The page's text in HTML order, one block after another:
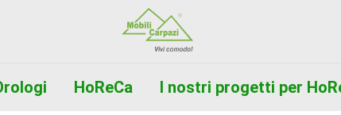
HoReCa I nostri progetti per